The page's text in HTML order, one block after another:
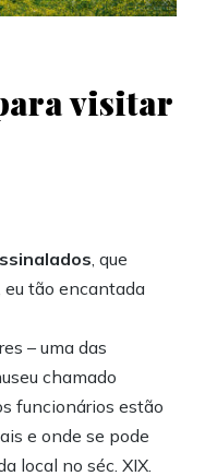
visitar
, que
eu tão encantada
– uma das
chamado
funcionários estão
e onde se pode
local no séc. XIX.